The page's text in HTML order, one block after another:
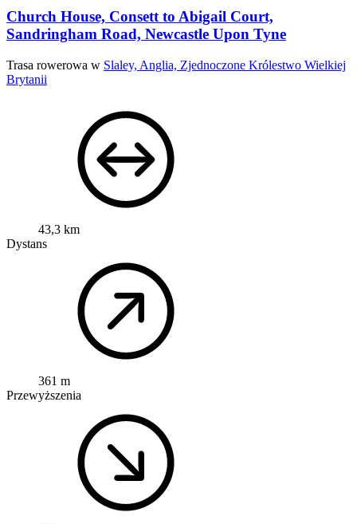
Church House, Consett to Abigail Court,
Sandringham Road, Newcastle Upon Tyne
Trasa rowerowa w Slaley, Anglia, Zjednoczone Królestwo Wielkiej
Brytanii
43,3 km
Dystans
361 m
Przewyższenia